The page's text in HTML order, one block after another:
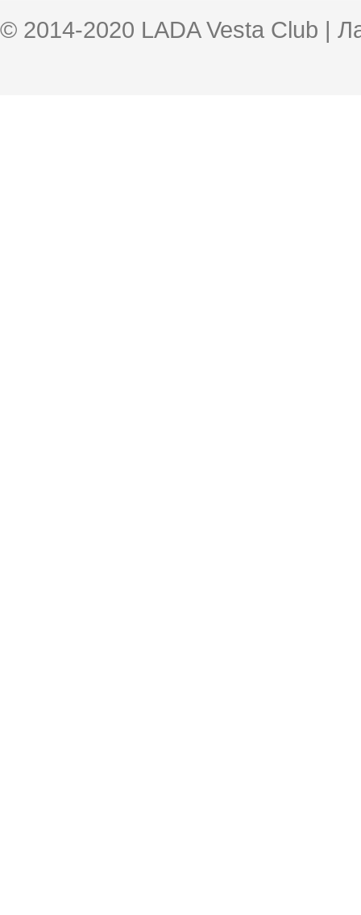
© 2014-2020 LADA Vesta Club |